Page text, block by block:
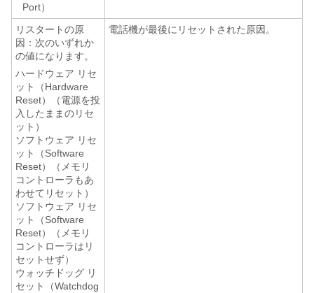
Port）
リスタートの原
因：次のいずれか
の値になります。
ハードウェア リセ
ット（Hardware
Reset）（電源を投
入したままのリセ
ット）
ソフトウェア リセ
ット（Software
Reset）（メモリ
コントローラもあ
わせてリセット）
ソフトウェア リセ
ット（Software
Reset）（メモリ
コントローラはリ
セットせず）
ウォッチドッグ リ
セット（Watchdog
電話機が最後にリセットされた原因。